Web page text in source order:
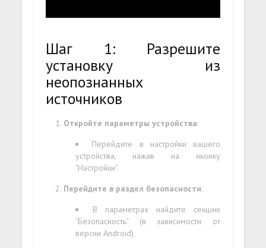
Шаг 1: Разрешите
установку из
неопознанных
источников
Откройте параметры устройства:
Перейдите в настройки вашего
устройства, нажав на иконку
"Настройки".
Перейдите в раздел безопасности:
В параметрах найдите секцию
"Безопасность" (в зависимости от
версии Android).